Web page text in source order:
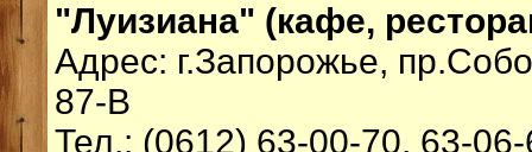
"Луизиана" (кафе,
Адрес: г.Запорожье,
87-В
Тел.: (0612) 63-00-70, 63-